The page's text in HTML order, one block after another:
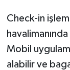
Check-in
Mobil
alabilir ve